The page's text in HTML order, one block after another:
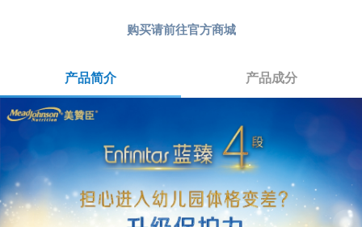
购买请前往官方商城
产品简介(active tab) 产品成分